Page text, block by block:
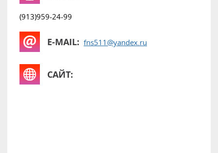
(913)959-24-99
E-MAIL: fns511@yandex.ru
САЙТ: